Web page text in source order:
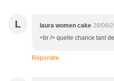
L laura women cake 28/06/
<br /> quelle chance tant
Répondre